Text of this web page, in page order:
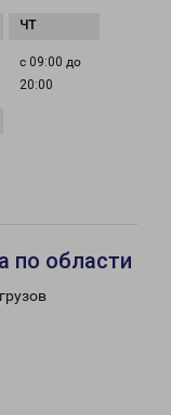
с 09:00 до
20:00
по области